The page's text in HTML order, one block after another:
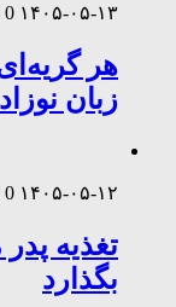
۱۴۰۵-۰۵-۱۳ 0
هر
زبان
۱۴۰۵-۰۵-۱۲ 0
تغذیه پدر
بگذارد